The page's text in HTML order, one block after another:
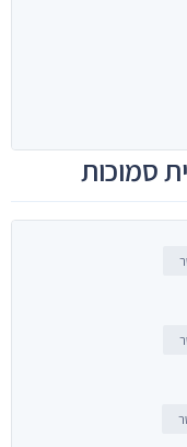
סמוכות